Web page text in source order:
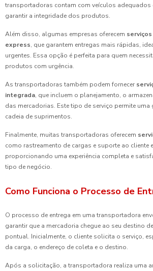
transportadoras contam com veículos adequados
garantir a integridade dos produtos.
Além disso, algumas empresas oferecem
express, que garantem entregas mais rápidas,
urgentes. Essa opção é perfeita para quem
produtos com urgência.
As transportadoras também podem fornecer
integrada, que incluem o planejamento, o
das mercadorias. Este tipo de serviço permite uma
cadeia de suprimentos.
Finalmente, muitas transportadoras oferecem
como rastreamento de cargas e suporte ao cliente
proporcionando uma experiência completa e
tipo de negócio.
Como Funciona o Processo de
O processo de entrega em uma transportadora
garantir que a mercadoria chegue ao seu destino
pontual. Inicialmente, o cliente solicita o serviço,
da carga, o endereço de coleta e o destino.
Após a solicitação, a transportadora realiza uma